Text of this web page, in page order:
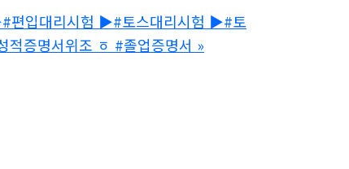
입대리시험 ▶#토스대리시험 ▶#토
증명서위조 ㆆ #졸업증명서 »